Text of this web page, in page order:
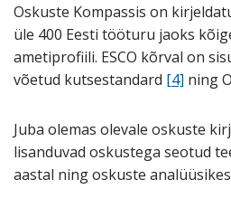
Oskuste Kompassis on
üle 400 Eesti tööturu jaoks
ametiprofiili. ESCO kõrval on
võetud kutsestandard [4] ning
Juba olemas olevale oskuste
lisanduvad oskustega seotud
aastal ning oskuste